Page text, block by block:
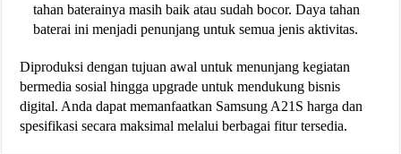
tahan baterainya masih baik atau sudah bocor. Daya tahan
baterai ini menjadi penunjang untuk semua jenis aktivitas.
Diproduksi dengan tujuan awal untuk menunjang kegiatan
bermedia sosial hingga upgrade untuk mendukung bisnis
digital. Anda dapat memanfaatkan Samsung A21S harga dan
spesifikasi secara maksimal melalui berbagai fitur tersedia.